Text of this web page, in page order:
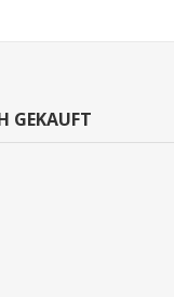
GEKAUFT